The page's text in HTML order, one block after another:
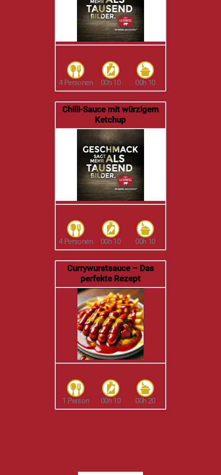
4 Personen 00h 10 00h 10
Chilli-Sauce mit würzigem
Ketchup
4 Personen 00h 10 00h 10
Currywurstsauce – Das
perfekte Rezept
1 Person 00h 10 00h 20